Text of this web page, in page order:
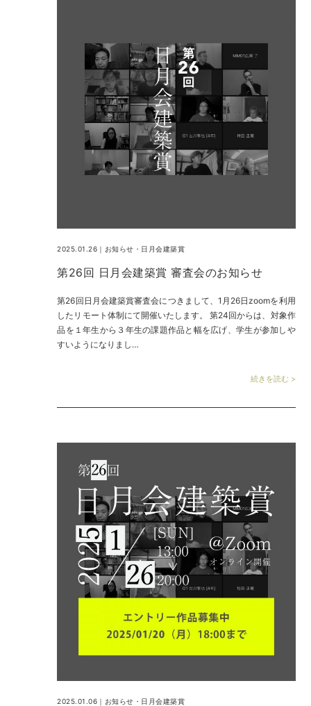
2025.01.26｜ お知らせ ・ 日月会建築賞
第26回 日月会建築賞 審査会のお知らせ
第26回日月会建築賞審査会につきまして、1月26日zoomを利用
したリモート体制にて開催いたします。 第24回からは、対象作
品を１年生から３年生の課題作品と幅を広げ、学生が参加しや
すいようになりまし…
続きを読む >
2025.01.06｜ お知らせ ・ 日月会建築賞